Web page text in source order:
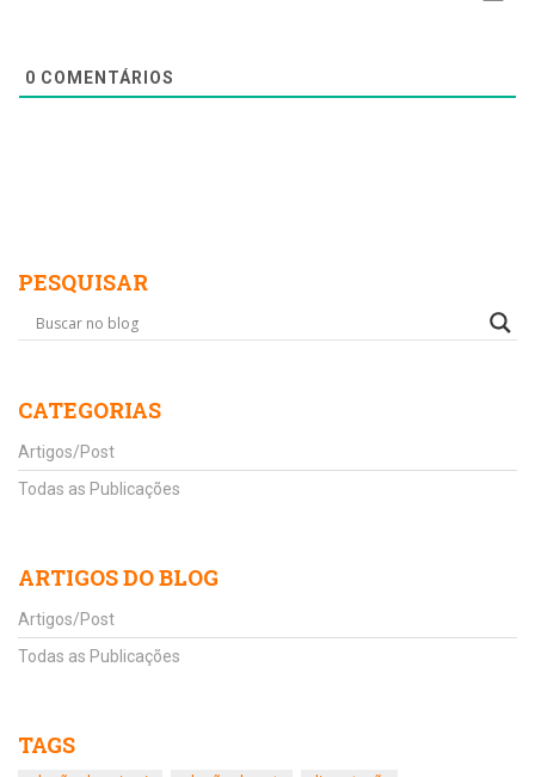
0 COMENTÁRIOS
PESQUISAR
CATEGORIAS
Artigos/Post
Todas as Publicações
ARTIGOS DO BLOG
Artigos/Post
Todas as Publicações
TAGS